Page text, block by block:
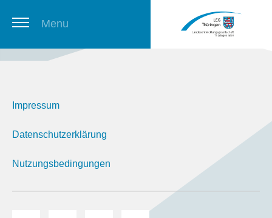
Menu
Newsletter
Impressum
Datenschutzerklärung
Nutzungsbedingungen